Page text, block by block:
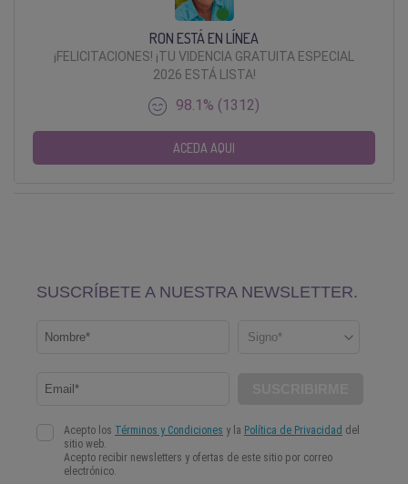
RON ESTÁ EN LÍNEA
¡FELICITACIONES! ¡TU VIDENCIA GRATUITA ESPECIAL
2026 ESTÁ LISTA!
98.1% (1312)
ACEDA AQUI